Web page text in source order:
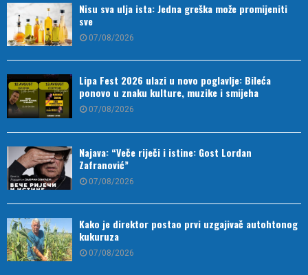
Nisu sva ulja ista: Jedna greška može promijeniti
sve
07/08/2026
Lipa Fest 2026 ulazi u novo poglavlje: Bileća
ponovo u znaku kulture, muzike i smijeha
07/08/2026
Najava: “Veče riječi i istine: Gost Lordan
Zafranović”
07/08/2026
Kako je direktor postao prvi uzgajivač autohtonog
kukuruza
07/08/2026